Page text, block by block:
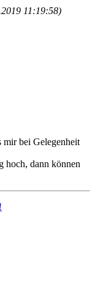
11:19:58)
mir bei Gelegenheit
hoch, dann können